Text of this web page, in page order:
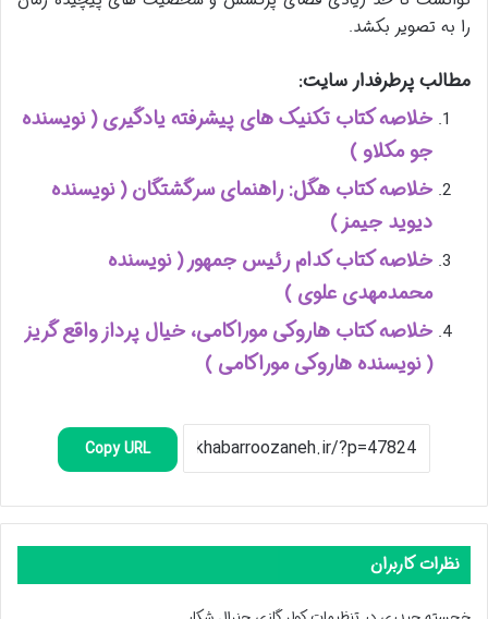
را به تصویر بکشد.
مطالب پرطرفدار سایت:
خلاصه کتاب تکنیک های پیشرفته یادگیری ( نویسنده
جو مکلاو )
خلاصه کتاب هگل: راهنمای سرگشتگان ( نویسنده
دیوید جیمز )
خلاصه کتاب کدام رئیس جمهور ( نویسنده
محمدمهدی علوی )
خلاصه کتاب هاروکی موراکامی، خیال پرداز واقع گریز
( نویسنده هاروکی موراکامی )
Copy URL
نظرات کاربران